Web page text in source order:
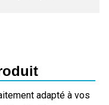
adapté à vos